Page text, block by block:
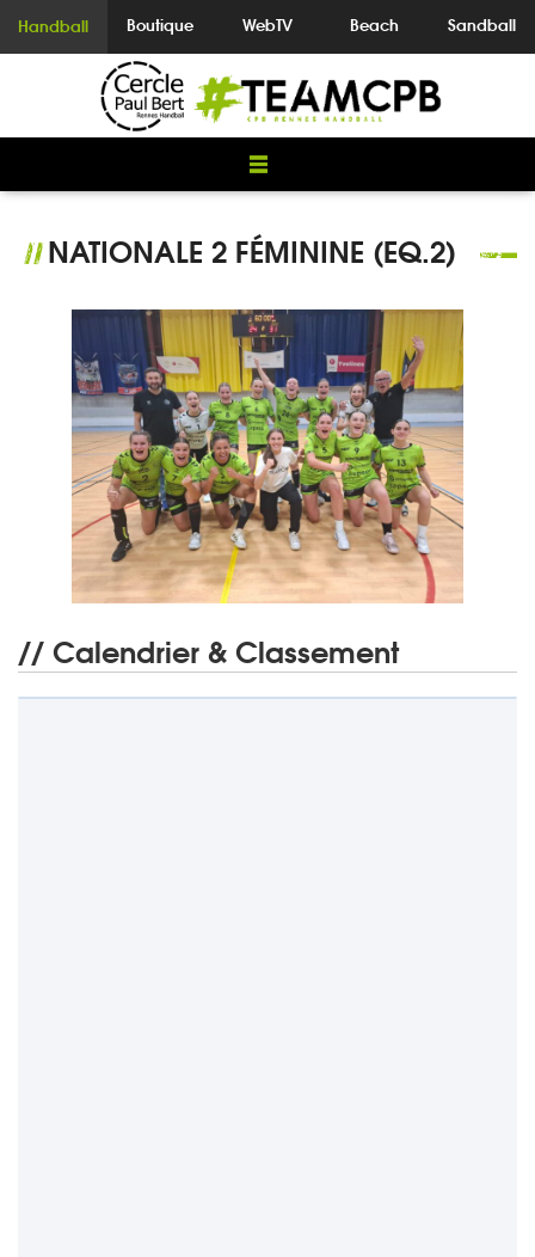
Handball Boutique WebTV Beach Sandball
//NATIONALE 2 FÉMININE (EQ.2)
// Calendrier & Classement